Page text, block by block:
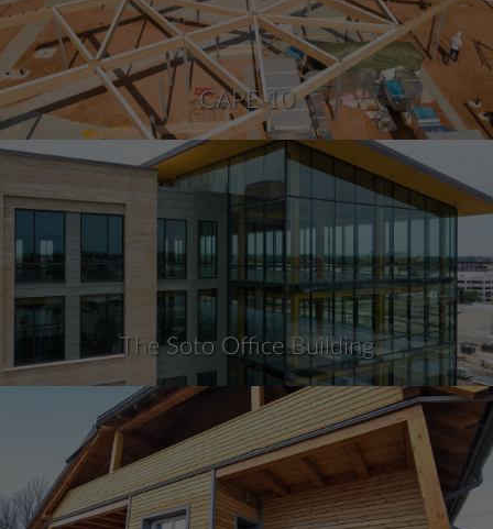
CAPE 10
The Soto Office Building